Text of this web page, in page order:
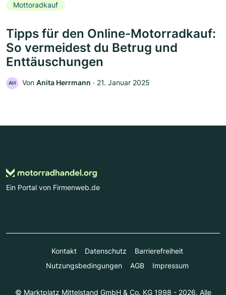
Mottoradkauf
Tipps für den Online-Motorradkauf:
So vermeidest du Betrug und
Enttäuschungen
AH Von Anita Herrmann ‧ 21. Januar 2025
Ein Portal von Firmenweb.de
Kontakt Datenschutz
Barrierefreiheit
Nutzungsbedingungen
AGB Impressum
© Marktplatz Mittelstand GmbH & Co. KG 1998 - 2026. Alle